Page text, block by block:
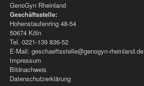
GenoGyn Rheinland
Geschäftsstelle:
Hohenstaufenring 48-54
50674 Köln
Tel. 0221-139 836-52
E-Mail: geschaeftsstelle@genogyn-rheinland.de
Impressum
Bildnachweis
Datenschutzerklärung